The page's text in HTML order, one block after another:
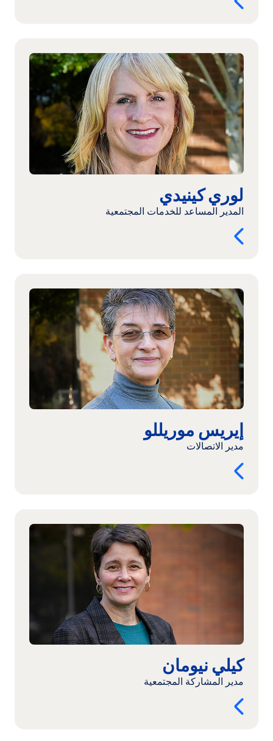
المزيد:
لوري
كينيدي
لوري كينيدي
المدير المساعد للخدمات المجتمعية
المزيد:
إيريس
موريللو
إيريس موريللو
مدير الاتصالات
المزيد:
كيلي
كيلي نيومان
مدير المشاركة المجتمعية